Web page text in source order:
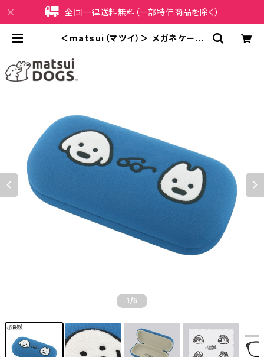
全国一律送料無料（一部特価商品を除く）
＜matsui（マツイ）＞ メガネケース
LMA-G007-BL（ブルー） | iPhon
1 /5